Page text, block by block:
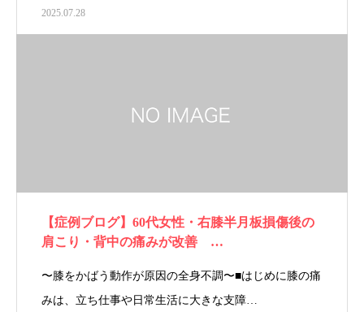
2025.07.28
【症例ブログ】60代女性・右膝半月板損傷後の
肩こり・背中の痛みが改善 …
〜膝をかばう動作が原因の全身不調〜■はじめに膝の痛
みは、立ち仕事や日常生活に大きな支障…